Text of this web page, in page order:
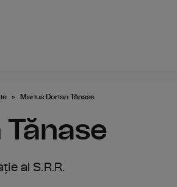
Marius Dorian Tănase
al S.R.R.